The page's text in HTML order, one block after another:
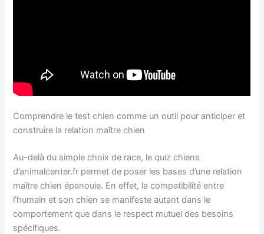
Comprendre le test chien comme un outil pour anticiper et
construire la relation maître chien
Au-delà du simple choix de race, le quiz chiens
d’animalcenter.fr permet de poser les bases d’une relation
maître chien épanouie. En effet, la compatibilité entre
l’humain et son chien se manifeste autant dans le
comportement que dans le respect mutuel des besoins
spécifiques.